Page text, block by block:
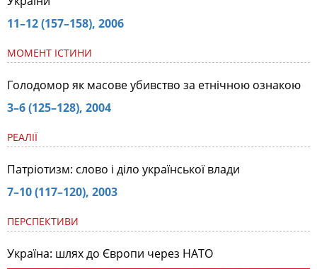
11–12 (157–158), 2006
МОМЕНТ ІСТИНИ
Голодомор як масове убивство за етнічною ознакою
3–6 (125–128), 2004
РЕАЛІЇ
Патріотизм: слово і діло української влади
7–10 (117–120), 2003
ПЕРСПЕКТИВИ
Україна: шлях до Європи через НАТО